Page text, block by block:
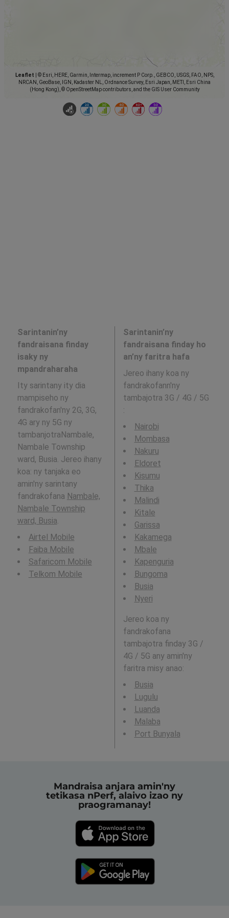
Leaflet
© Esri, HERE, Garmin, Intermap, increment P Corp., GEBCO, USGS, FAO, NPS,
NRCAN, GeoBase, IGN, Kadaster NL, Ordnance Survey, Esri Japan, METI, Esri China
(Hong Kong), © OpenStreetMap contributors, and the GIS User Community
Sarintanin’ny
fandraisana finday
isaky ny
mpandraharaha
Ity sarintany ity dia
mampiseho ny
fandrakofan'ny 2G, 3G,
4G ary ny 5G ny
tambanjotraNambale,
Nambale Township
ward, Busia. Jereo ihany
koa: ny tanjaka eo
amin'ny sarintany
fandrakofana Nambale,
Nambale Township
ward, Busia
Airtel Mobile
Faiba Mobile
Safaricom Mobile
Telkom Mobile
Sarintanin’ny
fandraisana finday ho
an’ny faritra hafa
Jereo ihany koa ny
fandrakofann'ny
tambajotra 3G / 4G / 5G
:
Nairobi
Mombasa
Nakuru
Eldoret
Kisumu
Thika
Malindi
Kitale
Garissa
Kakamega
Mbale
Kapenguria
Bungoma
Busia
Nyeri
Jereo koa ny
fandrakofana
tambajotra finday 3G /
4G / 5G any amin'ny
faritra misy anao:
Busia
Lugulu
Luanda
Malaba
Port Bunyala
Mandraisa anjara amin'ny
tetikasa nPerf, alaivo izao ny
praogramanay!